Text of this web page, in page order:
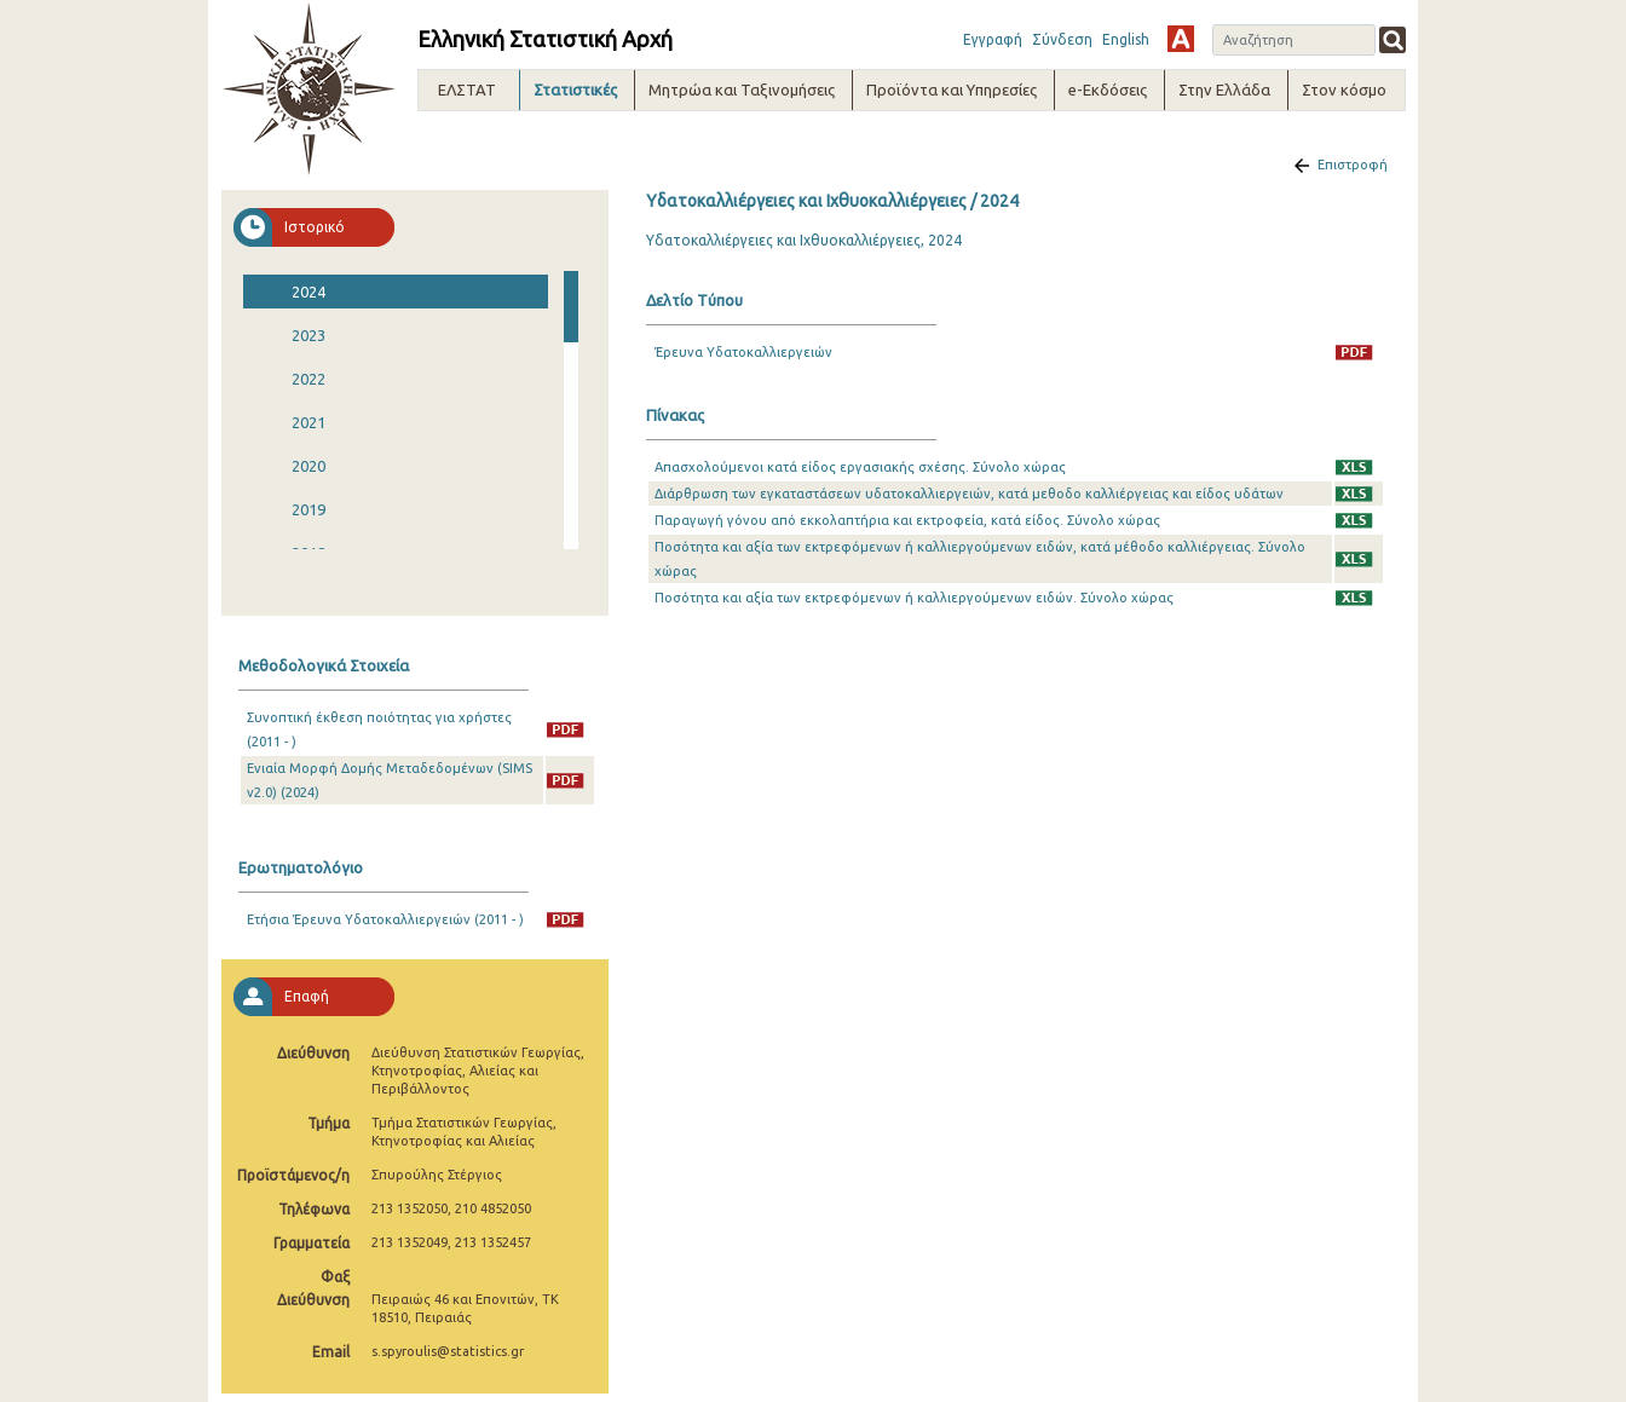
Ελληνική Στατιστική Αρχή Εγγραφή Σύνδεση English
ΕΛΣΤΑΤ Στατιστικές Μητρώα και Ταξινομήσεις Προϊόντα και Υπηρεσίες e-Εκδόσεις Στην Ελλάδα Στον κόσμο
Ιστορικό
2024
2023
2022
2021
2020
2019
2018
2014
2013
2011
2008
2005
2003
2002
2000
Μεθοδολογικά Στοιχεία
Συνοπτική έκθεση ποιότητας για χρήστες
(2011 - )
Ενιαία Μορφή Δομής Μεταδεδομένων (SIMS
v2.0) (2024)
Ερωτηματολόγιο
Ετήσια Έρευνα Υδατοκαλλιεργειών (2011 - )
Επαφή
Διεύθυνση
Διεύθυνση Στατιστικών Γεωργίας,
Κτηνοτροφίας, Αλιείας και
Περιβάλλοντος
Τμήμα
Τμήμα Στατιστικών Γεωργίας,
Κτηνοτροφίας και Αλιείας
Προϊστάμενος/η Σπυρούλης Στέργιος
Τηλέφωνα 213 1352050, 210 4852050
Γραμματεία 213 1352049, 213 1352457
Φαξ
Διεύθυνση
Πειραιώς 46 και Επονιτών, ΤΚ
18510, Πειραιάς
Email s.spyroulis@statistics.gr
Επιστροφή
Υδατοκαλλιέργειες και Ιχθυοκαλλιέργειες / 2024
Υδατοκαλλιέργειες και Ιχθυοκαλλιέργειες, 2024
Δελτίο Τύπου
Έρευνα Υδατοκαλλιεργειών
Πίνακας
Απασχολούμενοι κατά είδος εργασιακής σχέσης. Σύνολο χώρας
Διάρθρωση των εγκαταστάσεων υδατοκαλλιεργειών, κατά μεθοδο καλλιέργειας και είδος υδάτων
Παραγωγή γόνου από εκκολαπτήρια και εκτροφεία, κατά είδος. Σύνολο χώρας
Ποσότητα και αξία των εκτρεφόμενων ή καλλιεργούμενων ειδών, κατά μέθοδο καλλιέργειας. Σύνολο
χώρας
Ποσότητα και αξία των εκτρεφόμενων ή καλλιεργούμενων ειδών. Σύνολο χώρας